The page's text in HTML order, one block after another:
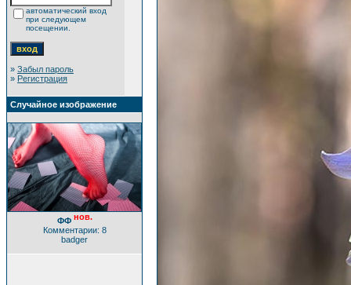
автоматический вход
при следующем
посещении.
» Забыл пароль
» Регистрация
Случайное изображение
ФФ нов.
Комментарии: 8
badger